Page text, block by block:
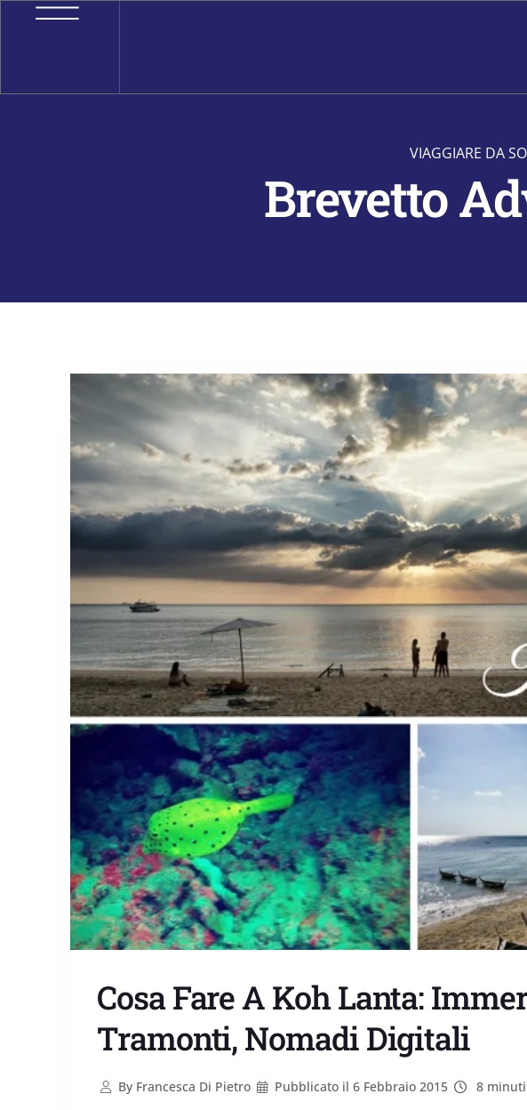
VIAGGIARE DA
Brevetto
Cosa Fare A Koh Lanta:
Tramonti, Nomadi Digitali
ByFrancesca Di Pietro Pubblicato il 6 Febbraio 2015 8